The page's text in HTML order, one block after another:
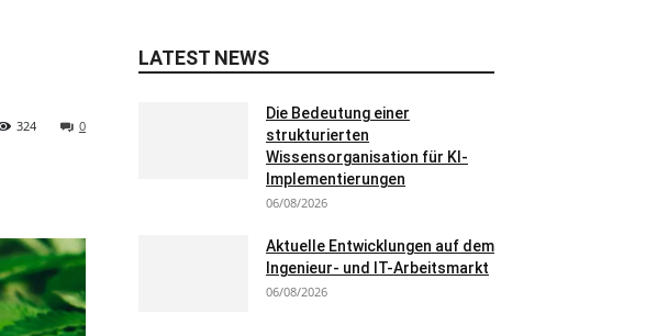
0
324
LATEST NEWS
Die Bedeutung einer
strukturierten
Wissensorganisation für KI-
Implementierungen
06/08/2026
Aktuelle Entwicklungen auf dem
Ingenieur- und IT-Arbeitsmarkt
06/08/2026